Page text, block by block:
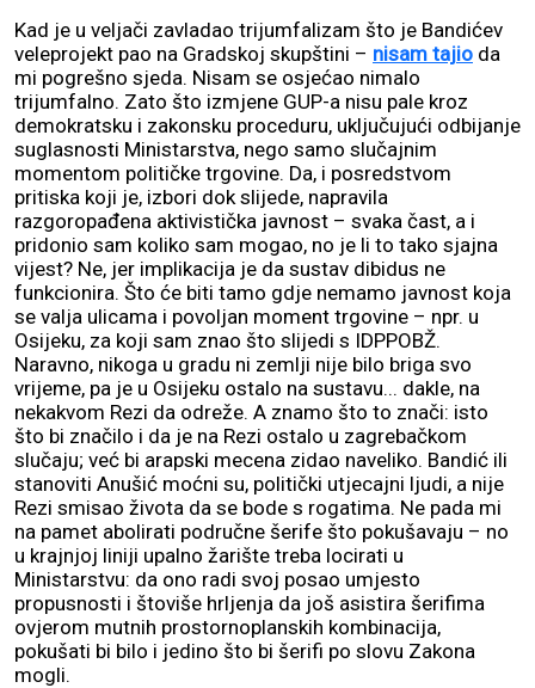
Kad je u veljači zavladao trijumfalizam što je Bandićev
veleprojekt pao na Gradskoj skupštini – nisam tajio da
mi pogrešno sjeda. Nisam se osjećao nimalo
trijumfalno. Zato što izmjene GUP-a nisu pale kroz
demokratsku i zakonsku proceduru, uključujući odbijanje
suglasnosti Ministarstva, nego samo slučajnim
momentom političke trgovine. Da, i posredstvom
pritiska koji je, izbori dok slijede, napravila
razgoropađena aktivistička javnost – svaka čast, a i
pridonio sam koliko sam mogao, no je li to tako sjajna
vijest? Ne, jer implikacija je da sustav dibidus ne
funkcionira. Što će biti tamo gdje nemamo javnost koja
se valja ulicama i povoljan moment trgovine – npr. u
Osijeku, za koji sam znao što slijedi s IDPPOBŽ.
Naravno, nikoga u gradu ni zemlji nije bilo briga svo
vrijeme, pa je u Osijeku ostalo na sustavu... dakle, na
nekakvom Rezi da odreže. A znamo što to znači: isto
što bi značilo i da je na Rezi ostalo u zagrebačkom
slučaju; već bi arapski mecena zidao naveliko. Bandić ili
stanoviti Anušić moćni su, politički utjecajni ljudi, a nije
Rezi smisao života da se bode s rogatima. Ne pada mi
na pamet abolirati područne šerife što pokušavaju – no
u krajnjoj liniji upalno žarište treba locirati u
Ministarstvu: da ono radi svoj posao umjesto
propusnosti i štoviše hrljenja da još asistira šerifima
ovjerom mutnih prostornoplanskih kombinacija,
pokušati bi bilo i jedino što bi šerifi po slovu Zakona
mogli.